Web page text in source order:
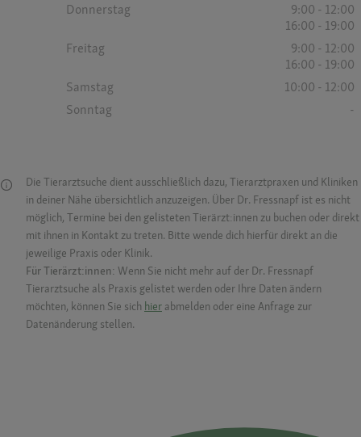
Donnerstag
9:00 - 12:00
16:00 - 19:00
Freitag
9:00 - 12:00
16:00 - 19:00
Samstag
10:00 - 12:00
Sonntag
-
Die Tierarztsuche dient ausschließlich dazu, Tierarztpraxen und Kliniken
in deiner Nähe übersichtlich anzuzeigen. Über Dr. Fressnapf ist es nicht
möglich, Termine bei den gelisteten Tierärzt:innen zu buchen oder direkt
mit ihnen in Kontakt zu treten. Bitte wende dich hierfür direkt an die
jeweilige Praxis oder Klinik.
Für Tierärzt:innen: Wenn Sie nicht mehr auf der Dr. Fressnapf
Tierarztsuche als Praxis gelistet werden oder Ihre Daten ändern
möchten, können Sie sich hier abmelden oder eine Anfrage zur
Datenänderung stellen.